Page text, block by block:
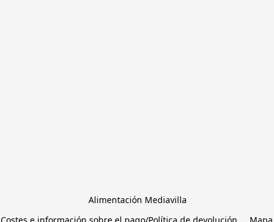
Alimentación Mediavilla